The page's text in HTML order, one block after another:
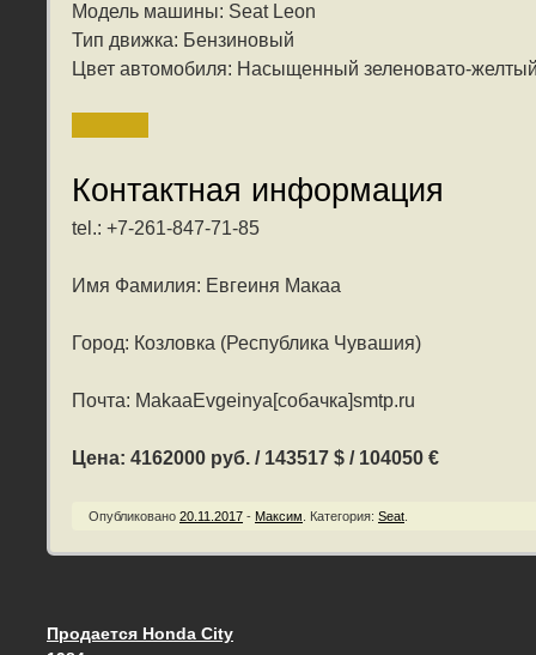
Модель машины: Seat Leon
Тип движка: Бензиновый
Цвет автомобиля: Насыщенный зеленовато-
Контактная информация
tel.: +7-261-847-71-85
Имя Фамилия: Евгеиня Макаа
Город: Козловка (Республика Чувашия)
Почта: MakaaEvgeinya[собачка]smtp.ru
Цена: 4162000 руб. / 143517 $ / 104050 €
Опубликовано 20.11.2017 - Максим Категория: Seat
Продается Honda City